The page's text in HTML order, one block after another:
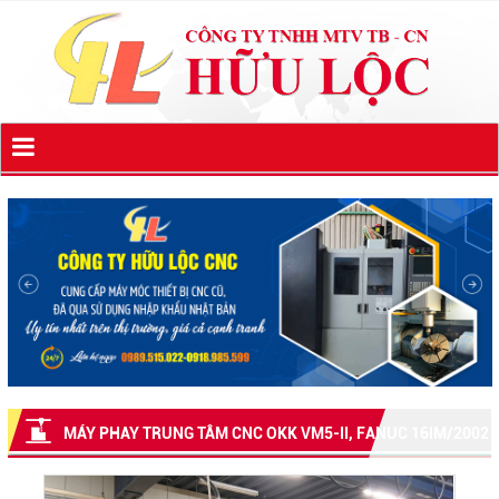
MÁY PHAY TRUNG TÂM CNC OKK VM5-II, FANUC 16IM/2002